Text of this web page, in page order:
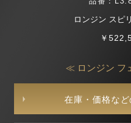
ロンジン スピ
￥
≪ ロンジン
在庫・価格な